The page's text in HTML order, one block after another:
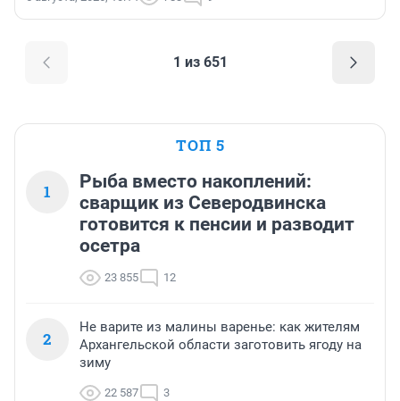
1 из 651
ТОП 5
1
Рыба вместо накоплений:
сварщик из Северодвинска
готовится к пенсии и разводит
осетра
23 855 12
2
Не варите из малины варенье: как жителям
Архангельской области заготовить ягоду на
зиму
22 587 3